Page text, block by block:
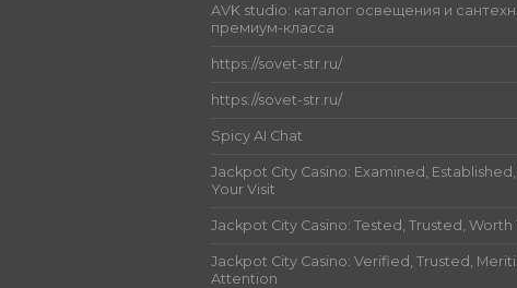
AVK studio: каталог освещения и
премиум-класса
https://sovet-str.ru/
https://sovet-str.ru/
Spicy AI Chat
Jackpot City Casino: Examined,
Your Visit
Jackpot City Casino: Tested, Trusted, Worth
Jackpot City Casino: Verified, Trusted,
Attention